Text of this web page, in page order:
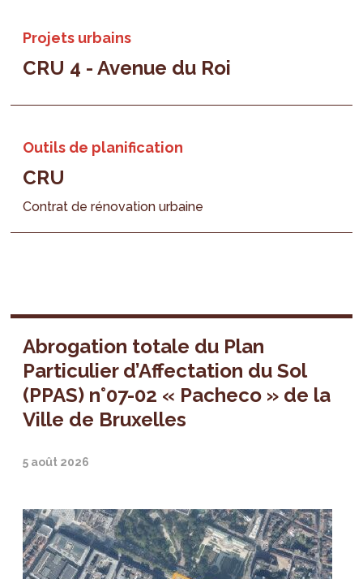
Projets urbains
CRU 4 - Avenue du Roi
Outils de planification
CRU
Contrat de rénovation urbaine
Abrogation totale du Plan
Particulier d’Affectation du Sol
(PPAS) n°07-02 « Pacheco » de la
Ville de Bruxelles
5 août 2026